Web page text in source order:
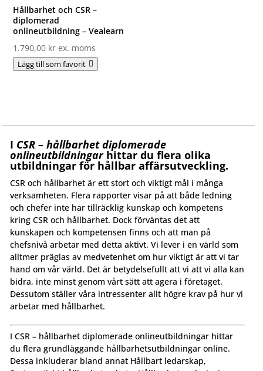
Hållbarhet och CSR –
diplomerad
onlineutbildning – Vealearn
1.790,00 kr ex. moms
Lägg till som favorit
I CSR – hållbarhet diplomerade
onlineutbildningar hittar du flera olika
utbildningar för hållbar affärsutveckling.
CSR och hållbarhet är ett stort och viktigt mål i många
verksamheten. Flera rapporter visar på att både ledning
och chefer inte har tillräcklig kunskap och kompetens
kring CSR och hållbarhet. Dock förväntas det att
kunskapen och kompetensen finns och att man på
chefsnivå arbetar med detta aktivt. Vi lever i en värld som
alltmer präglas av medvetenhet om hur viktigt är att vi tar
hand om vår värld. Det är betydelsefullt att vi att vi alla kan
bidra, inte minst genom vårt sätt att agera i företaget.
Dessutom ställer våra intressenter allt högre krav på hur vi
arbetar med hållbarhet.
I CSR – hållbarhet diplomerade onlineutbildningar hittar
du flera grundläggande hållbarhetsutbildningar online.
Dessa inkluderar bland annat Hållbart ledarskap,